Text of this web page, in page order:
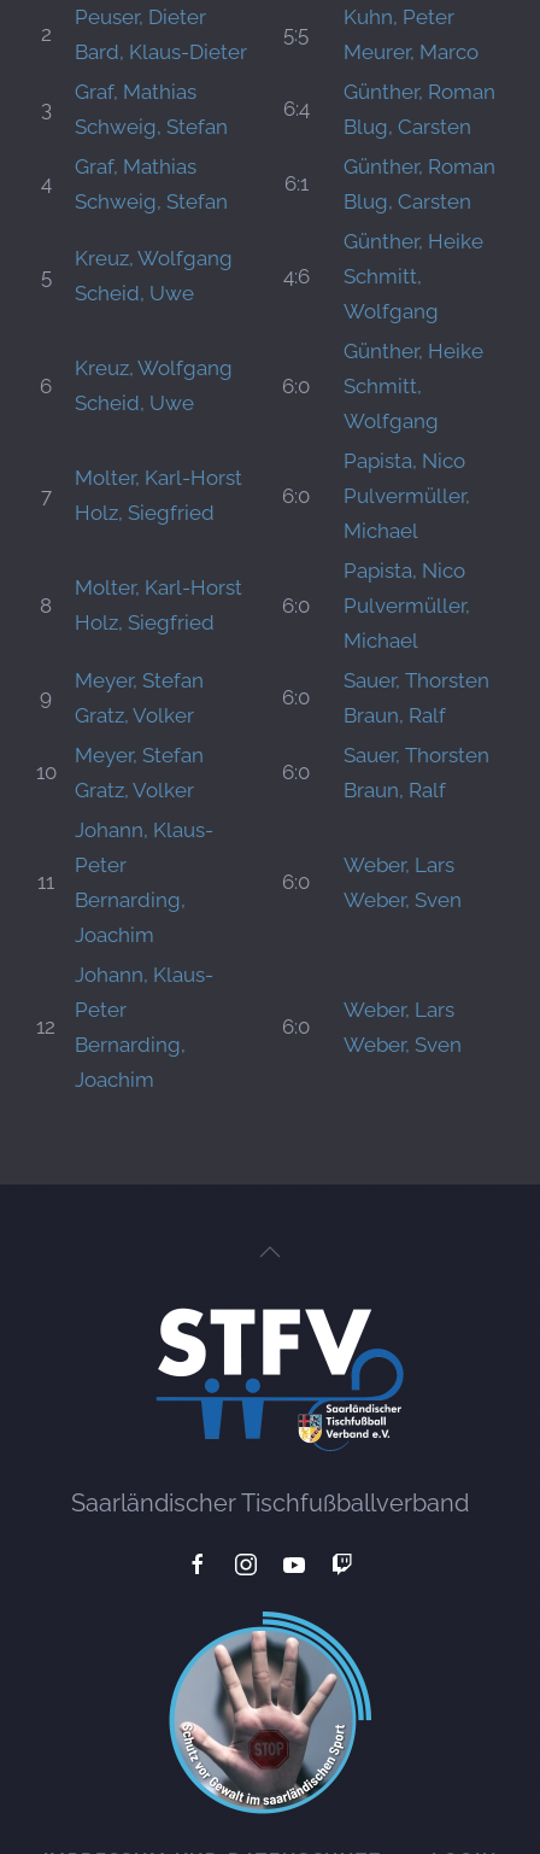
2
Peuser, Dieter
Bard, Klaus-Dieter
5:5
Kuhn, Peter
Meurer, Marco
3
Graf, Mathias
Schweig, Stefan
6:4
Günther, Roman
Blug, Carsten
4
Graf, Mathias
Schweig, Stefan
6:1
Günther, Roman
Blug, Carsten
5
Kreuz, Wolfgang
Scheid, Uwe
4:6
Günther, Heike
Schmitt,
Wolfgang
6
Kreuz, Wolfgang
Scheid, Uwe
6:0
Günther, Heike
Schmitt,
Wolfgang
7
Molter, Karl-Horst
Holz, Siegfried
6:0
Papista, Nico
Pulvermüller,
Michael
8
Molter, Karl-Horst
Holz, Siegfried
6:0
Papista, Nico
Pulvermüller,
Michael
9
Meyer, Stefan
Gratz, Volker
6:0
Sauer, Thorsten
Braun, Ralf
10
Meyer, Stefan
Gratz, Volker
6:0
Sauer, Thorsten
Braun, Ralf
11
Johann, Klaus-
Peter
Bernarding,
Joachim
6:0
Weber, Lars
Weber, Sven
12
Johann, Klaus-
Peter
Bernarding,
Joachim
6:0
Weber, Lars
Weber, Sven
Saarländischer Tischfußballverband